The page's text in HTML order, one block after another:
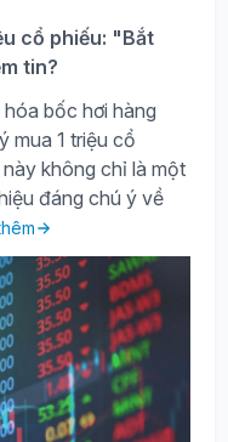
cổ phiếu: "Bắt
tin?
bốc hơi hàng
mua 1 triệu cổ
không chỉ là một
đáng chú ý về